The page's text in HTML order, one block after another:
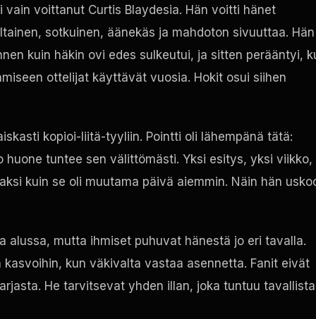
voittanut Curtis Blaydesia. Hän voitti hänet
sotkuinen, äänekäs ja mahdoton sivuuttaa. Hän
kuin häkin ovi edes sulkeutui, ja sitten perääntyi,
ottelijat käyttävät vuosia. Hokit osui siihen
kopioi-liitä-tyyliin. Pointti oli lähempänä tätä:
tuntee sen välittömästi. Yksi esitys, yksi viikko,
kuin se oli muutama päivä aiemmin. Näin hän
alussa, mutta ihmiset puhuvat hänestä jo eri tavalla.
kun väkivalta vastaa asennetta. Fanit eivät
He tarvitsevat yhden illan, joka tuntuu tavallista